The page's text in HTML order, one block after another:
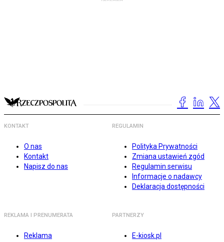
KONTAKT
O nas
Kontakt
Napisz do nas
REGULAMIN
Polityka Prywatności
Zmiana ustawień zgód
Regulamin serwisu
Informacje o nadawcy
Deklaracja dostępności
REKLAMA I PRENUMERATA
Reklama
PARTNERZY
E-kiosk.pl